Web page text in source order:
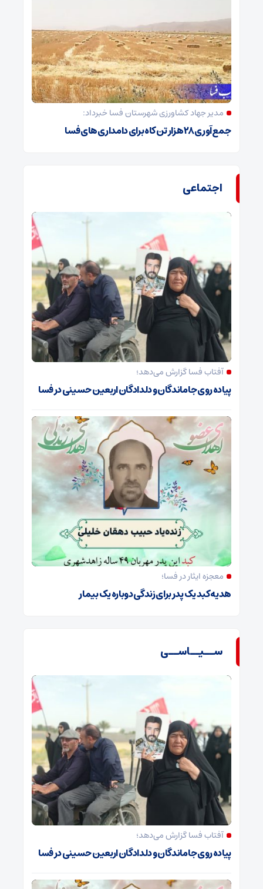
مدیر جهاد کشاورزی شهرستان فسا خبرداد:
جمع‌آوری ۲۸ هزار تن کاه برای دامداری‌های فسا
اجتماعی
آفتاب فسا گزارش می‌دهد؛
پیاده روی جاماندگان و دلدادگان اربعین حسینی در فسا
معجزه ایثار در فسا؛
هدیه کبد یک پدر برای زندگی دوباره یک بیمار
ســیــاســی
آفتاب فسا گزارش می‌دهد؛
پیاده روی جاماندگان و دلدادگان اربعین حسینی در فسا